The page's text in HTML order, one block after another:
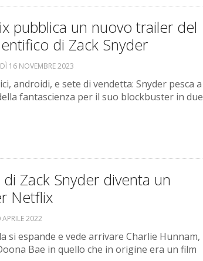
pubblica un nuovo trailer del
di Zack Snyder
16 NOVEMBRE 2023
androidi, e sete di vendetta: Snyder pesca a
fantascienza per il suo blockbuster in due
Zack Snyder diventa un
Netflix
APRILE 2022
si espande e vede arrivare Charlie Hunnam,
Bae in quello che in origine era un film